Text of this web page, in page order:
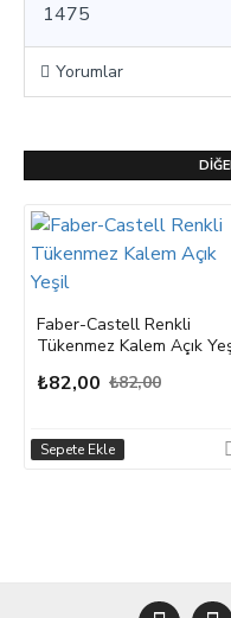
1475
Yorumlar
Faber-Castell Renkli
Tükenmez Kalem Açık
₺82,00 ₺82,00
Sepete Ekle